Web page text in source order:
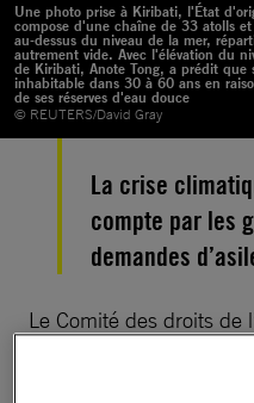
Une photo prise à Kiribati, l'État
compose d'une chaîne de 33 atolls
au-dessus du niveau de la mer,
autrement vide. Avec l'élévation du
de Kiribati, Anote Tong, a prédit que
inhabitable dans 30 à 60 ans en
de ses réserves d'eau douce
© REUTERS/David Gray
La crise
compte par les
demandes
Le Comité des droits de
une décision historique